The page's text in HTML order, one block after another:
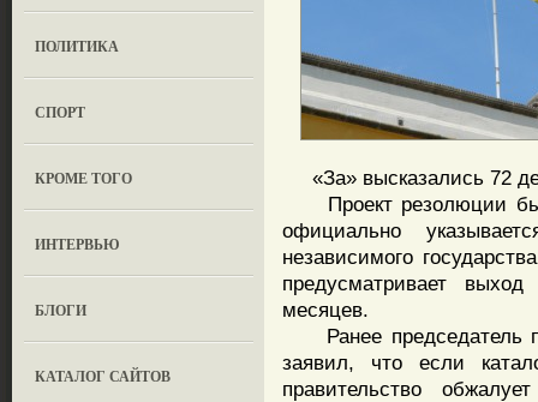
ПОЛИТИКА
СПОРТ
КРОМЕ ТОГО
ИНТЕРВЬЮ
БЛОГИ
КАТАЛОГ САЙТОВ
«За» высказались 72
Проект резолюции был
официально
независимого
предусматривает
месяцев.
Ранее председатель
заявил, что если
правительство